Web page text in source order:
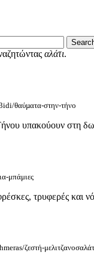
αλάτι.
θαύµατα-στην-τήνο
υπακούουν
μπάμιες
τρυφερές
ζεστή-